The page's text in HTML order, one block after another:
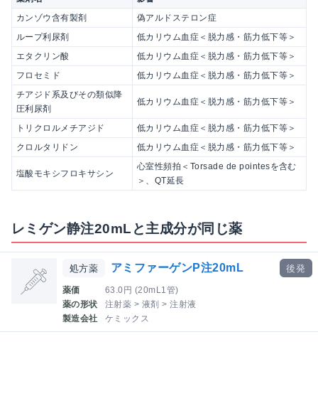
カンゾウ含有製剤
偽アルドステロン症
ループ利尿剤
低カリウム血症＜脱力感・筋力低下等＞
エタクリン酸
低カリウム血症＜脱力感・筋力低下等＞
フロセミド
低カリウム血症＜脱力感・筋力低下等＞
チアジド系及びその類似降
圧利尿剤
低カリウム血症＜脱力感・筋力低下等＞
トリクロルメチアジド
低カリウム血症＜脱力感・筋力低下等＞
クロルタリドン
低カリウム血症＜脱力感・筋力低下等＞
塩酸モキシフロキサシン
心室性頻拍＜Torsade de pointesを含む
＞、QT延長
レミゲン静注20mLと主成分が同じ薬
処方薬 アミファーゲンP注20mL
薬価
63.0円 (20mL1管)
薬の形状
注射薬 > 液剤 > 注射液
製造会社
ケミックス
後発